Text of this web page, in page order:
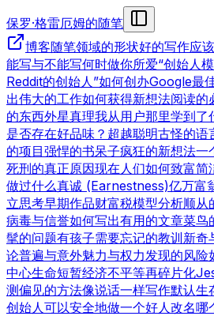
保罗·格雷厄姆的随笔
博客随笔领域的形状好的写作应
能写与不能写何时做你所爱“创始人
Reddit的创始人”如何创办Google最
出伟大的工作如何获得新想法阅读的
的东西外星真理我从用户那里学到了
是否存在好品味？ 超越聪明古怪的语
的项目强悍的书呆子疯狂的新想法一
死刑的真正原因现在人们如何致富简
做过什么真诚 (Earnestness)亿万富
立思考早期作品财富税模型分析顺从
病毒与信誉如何写出有用的文章菜鸟
髦的问题有孩子需要忘记的教训 新奇
论普遍与意外魅力与权力发现的风险
中心生命短暂经济不平等再碎片化
测偏见的方法像说话一样写作默认生
创始人可以安全地做一个好人改名哪